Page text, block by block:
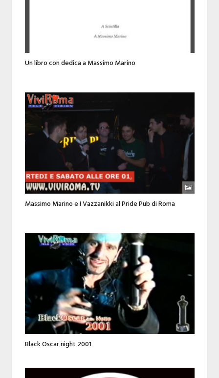
Un libro con dedica a Massimo Marino
Massimo Marino e I Vazzanikki al Pride Pub di Roma
Black Oscar night 2001